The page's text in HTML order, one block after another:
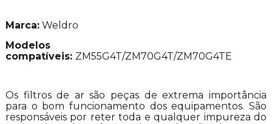
Marca:Weldro
Modelos
compatíveis: ZM55G4T/ZM70G4T/ZM70G4TE
Os filtros de ar são peças de extrema importância
para o bom funcionamento dos equipamentos. São
responsáveis por reter toda e qualquer impureza do